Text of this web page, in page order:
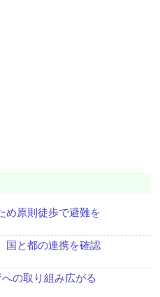
め原則徒歩で避難を
国と都の連携を確認
の取り組み広がる